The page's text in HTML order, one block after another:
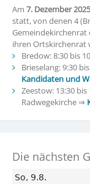
Am 7. Dezember 2025
statt, von denen 4
Gemeindekirchenrat
ihren Ortskirchenrat
Bredow: 8:30 bis
Brieselang: 9:30
Kandidaten und
Zeestow: 13:30
Radwegekirche ⇒
Die nächsten